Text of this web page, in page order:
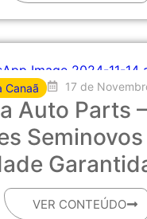
Canaã 17 de
Auto Parts –
VER CONTEÚDO